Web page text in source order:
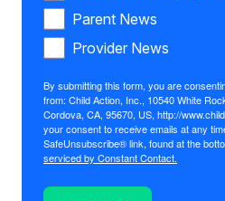
Parent News
Provider News
By submitting this form, you are
from: Child Action, Inc., 10540 White
Cordova, CA, 95670, US, http://
your consent to receive emails at any
SafeUnsubscribe® link, found at the
serviced by Constant Contact.